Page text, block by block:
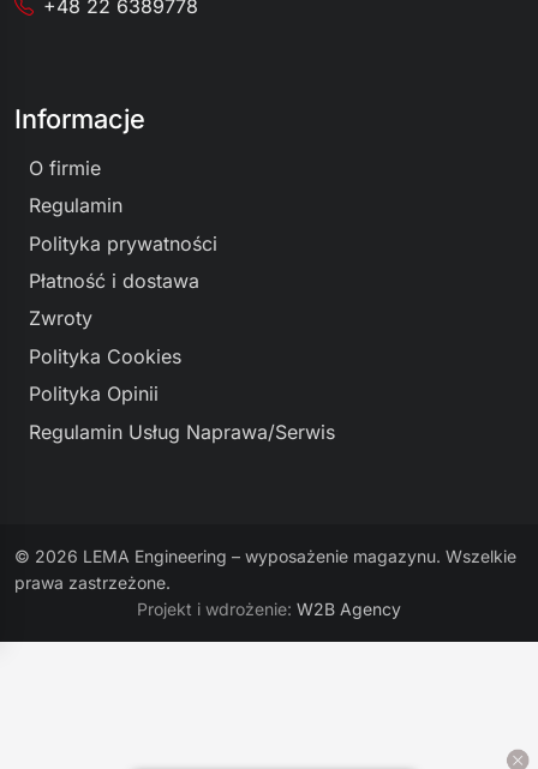
+48 22 6389778
Informacje
O firmie
Regulamin
Polityka prywatności
Płatność i dostawa
Zwroty
Polityka Cookies
Polityka Opinii
Regulamin Usług Naprawa/Serwis
© 2026 LEMA Engineering – wyposażenie magazynu. Wszelkie
prawa zastrzeżone.
Projekt i wdrożenie: W2B Agency